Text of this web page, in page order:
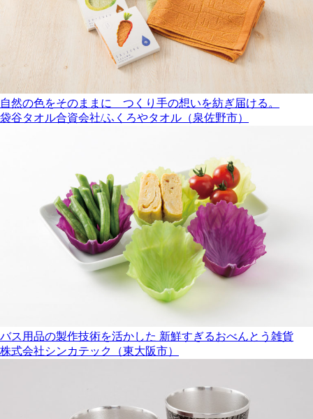
自然の色をそのままに つくり手の想いを紡ぎ届ける。
袋谷タオル合資会社/ふくろやタオル（泉佐野市）
バス用品の製作技術を活かした 新鮮すぎるおべんとう雑貨
株式会社シンカテック（東大阪市）